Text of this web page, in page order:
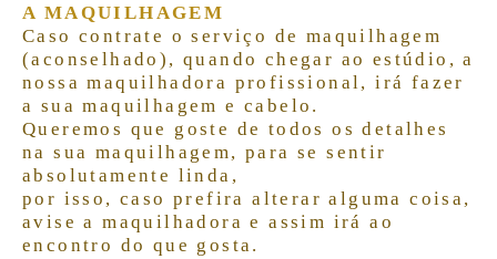
A MAQUILHAGEM
Caso contrate o serviço de maquilhagem
(aconselhado), quando chegar ao estúdio, a
nossa maquilhadora profissional, irá fazer
a sua maquilhagem e cabelo.
Queremos que goste de todos os detalhes
na sua maquilhagem, para se sentir
absolutamente linda,
por isso, caso prefira alterar alguma coisa,
avise a maquilhadora e assim irá ao
encontro do que gosta.